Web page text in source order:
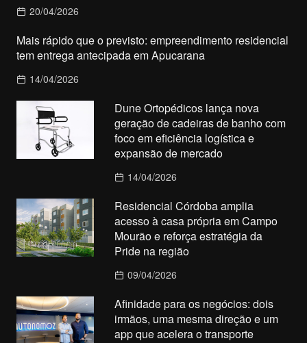
20/04/2026
Mais rápido que o previsto: empreendimento residencial
tem entrega antecipada em Apucarana
14/04/2026
Dune Ortopédicos lança nova
geração de cadeiras de banho com
foco em eficiência logística e
expansão de mercado
14/04/2026
Residencial Córdoba amplia
acesso à casa própria em Campo
Mourão e reforça estratégia da
Pride na região
09/04/2026
Afinidade para os negócios: dois
irmãos, uma mesma direção e um
app que acelera o transporte